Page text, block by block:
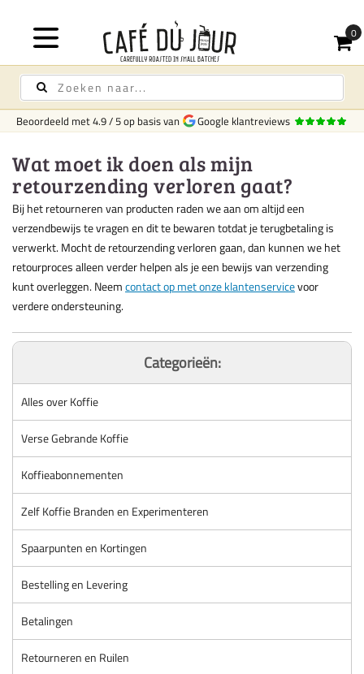
Beoordeeld met4.9/5op basis van Google klantreviews
Wat moet ik doen als mijn
retourzending verloren gaat?
Bij het retourneren van producten raden we aan om altijd een
verzendbewijs te vragen en dit te bewaren totdat je terugbetaling is
verwerkt. Mocht de retourzending verloren gaan, dan kunnen we het
retourproces alleen verder helpen als je een bewijs van verzending
kunt overleggen. Neemcontact op met onze klantenservicevoor
verdere ondersteuning.
Categorieën:
Alles over Koffie
Verse Gebrande Koffie
Koffieabonnementen
Zelf Koffie Branden en Experimenteren
Spaarpunten en Kortingen
Bestelling en Levering
Betalingen
Retourneren en Ruilen